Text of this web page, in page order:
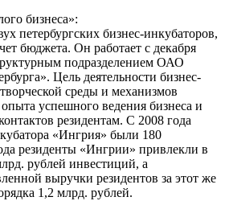
бизнеса»:
петербургских бизнес-инкубаторов,
бюджета. Он работает с декабря
подразделением ОАО
Цель деятельности бизнес-
среды и механизмов
успешного ведения бизнеса и
резидентам. С 2008 года
«Ингрия» были 180
резиденты «Ингрии» привлекли в
рублей инвестиций, а
выручки резидентов за этот же
1,2 млрд. рублей.